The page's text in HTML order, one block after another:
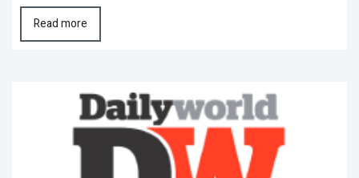
Read more